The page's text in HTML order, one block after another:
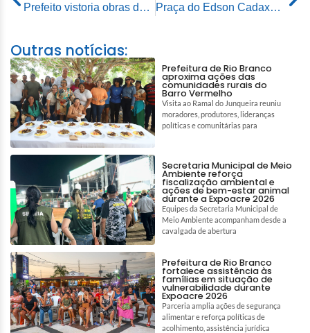
Prefeito vistoria obras do Programa Recupera Rio Branco no Bairro Cidade Nova
Praça do Edson Cadaxo é totalmente reformada e entregue à comunidade pela Prefeitura
Outras notícias:
Prefeitura de Rio Branco
aproxima ações das
comunidades rurais do
Barro Vermelho
Visita ao Ramal do Junqueira reuniu
moradores, produtores, lideranças
políticas e comunitárias para
Secretaria Municipal de Meio
Ambiente reforça
fiscalização ambiental e
ações de bem-estar animal
durante a Expoacre 2026
Equipes da Secretaria Municipal de
Meio Ambiente acompanham desde a
cavalgada de abertura
Prefeitura de Rio Branco
fortalece assistência às
famílias em situação de
vulnerabilidade durante
Expoacre 2026
Parceria amplia ações de segurança
alimentar e reforça políticas de
acolhimento, assistência jurídica